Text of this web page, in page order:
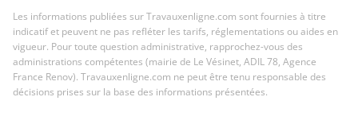
Les informations publiées sur Travauxenligne.com sont fournies à titre
indicatif et peuvent ne pas refléter les tarifs, réglementations ou aides en
vigueur. Pour toute question administrative, rapprochez-vous des
administrations compétentes (mairie de Le Vésinet, ADIL 78, Agence
France Renov). Travauxenligne.com ne peut être tenu responsable des
décisions prises sur la base des informations présentées.